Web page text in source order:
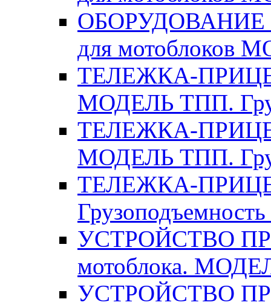
для мотоблоков
ТЕЛЕЖКА-ПРИЦЕП
МОДЕЛЬ ТПП.
ТЕЛЕЖКА-ПРИЦЕП
МОДЕЛЬ ТПП.
ТЕЛЕЖКА-
УСТРОЙСТВО
мотоблока.
УСТРОЙСТВО